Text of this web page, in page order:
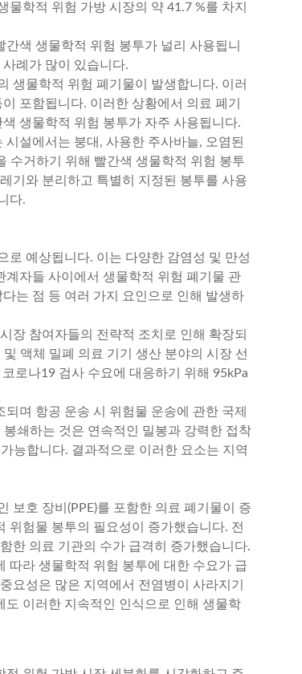
학적 위험 가방 시장의 약 41.7 %를 차지
색 생물학적 위험 봉투가 널리 사용됩니
례가 많이 있습니다.
생물학적 위험 폐기물이 발생합니다. 이러
포함됩니다. 이러한 상황에서 의료 폐기
생물학적 위험 봉투가 자주 사용됩니다.
설에서는 붕대, 사용한 주사바늘, 오염된
수거하기 위해 빨간색 생물학적 위험 봉투
기와 분리하고 특별히 지정된 봉투를 사용
다.
로 예상됩니다. 이는 다양한 감염성 및 만성
자들 사이에서 생물학적 위험 폐기물 관
는 점 등 여러 가지 요인으로 인해 발생하
장 참여자들의 전략적 조치로 인해 확장되
액체 밀폐 의료 기기 생산 분야의 시장 선
로나19 검사 수요에 대응하기 위해 95kPa
며 항공 운송 시 위험물 운송에 관한 국제
쇄하는 것은 연속적인 밀봉과 강력한 접착
능합니다. 결과적으로 이러한 요소는 지역
보호 장비(PPE)를 포함한 의료 폐기물이 증
위험물 봉투의 필요성이 증가했습니다. 전
한 의료 기관의 수가 급격히 증가했습니다.
따라 생물학적 위험 봉투에 대한 수요가 급
요성은 많은 지역에서 전염병이 사라지기
이러한 지속적인 인식으로 인해 생물학